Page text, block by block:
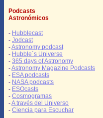
Podcasts
Astronómicos
- Hubblecast
- Jodcast
-Astronomy podcast
- Hubble´s Universe
- 365 days of Astronomy
-Astronomy Magazine Podcasts
- ESA podcasts
- NASA podcasts
- ESOcasts
- Cosmogramas
-A través del Universo
- Ciencia para Escuchar